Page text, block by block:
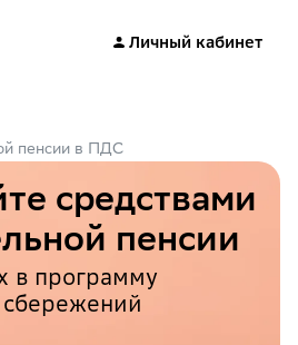
Личный кабинет
пенсии в ПДС
средствами
пенсии
в программу